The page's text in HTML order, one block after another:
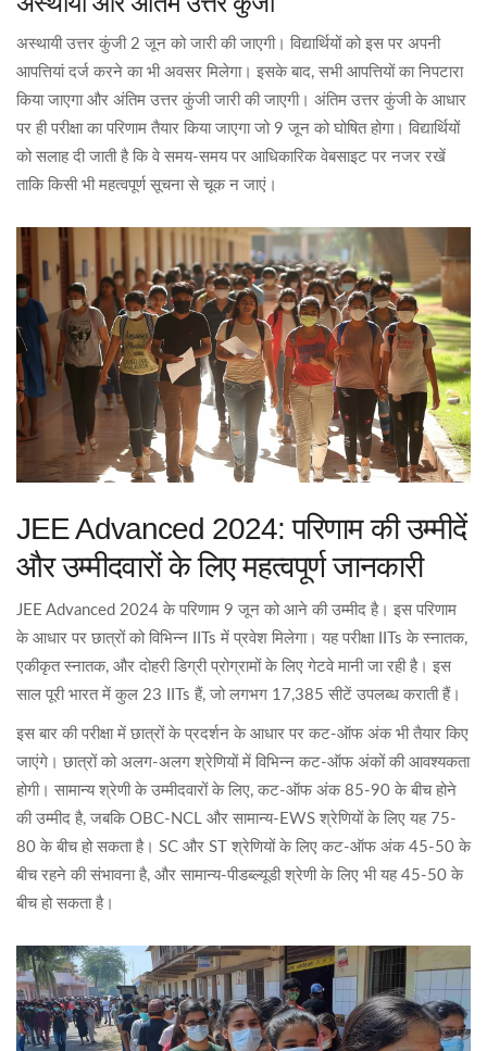
अस्थायी उत्तर कुंजी 2 जून को जारी की जाएगी। विद्यार्थियों को इस पर अपनी
आपत्तियां दर्ज करने का भी अवसर मिलेगा। इसके बाद, सभी आपत्तियों का निपटारा
किया जाएगा और अंतिम उत्तर कुंजी जारी की जाएगी। अंतिम उत्तर कुंजी के आधार
पर ही परीक्षा का परिणाम तैयार किया जाएगा जो 9 जून को घोषित होगा। विद्यार्थियों
को सलाह दी जाती है कि वे समय-समय पर आधिकारिक वेबसाइट पर नजर रखें
ताकि किसी भी महत्वपूर्ण सूचना से चूक न जाएं।
JEE Advanced 2024: परिणाम की उम्मीदें
और उम्मीदवारों के लिए महत्वपूर्ण जानकारी
JEE Advanced 2024 के परिणाम 9 जून को आने की उम्मीद है। इस परिणाम
के आधार पर छात्रों को विभिन्न IITs में प्रवेश मिलेगा। यह परीक्षा IITs के स्नातक,
एकीकृत स्नातक, और दोहरी डिग्री प्रोग्रामों के लिए गेटवे मानी जा रही है। इस
साल पूरी भारत में कुल 23 IITs हैं, जो लगभग 17,385 सीटें उपलब्ध कराती हैं।
इस बार की परीक्षा में छात्रों के प्रदर्शन के आधार पर कट-ऑफ अंक भी तैयार किए
जाएंगे। छात्रों को अलग-अलग श्रेणियों में विभिन्न कट-ऑफ अंकों की आवश्यकता
होगी। सामान्य श्रेणी के उम्मीदवारों के लिए, कट-ऑफ अंक 85-90 के बीच होने
की उम्मीद है, जबकि OBC-NCL और सामान्य-EWS श्रेणियों के लिए यह 75-
80 के बीच हो सकता है। SC और ST श्रेणियों के लिए कट-ऑफ अंक 45-50 के
बीच रहने की संभावना है, और सामान्य-पीडब्ल्यूडी श्रेणी के लिए भी यह 45-50 के
बीच हो सकता है।